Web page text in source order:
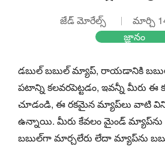
జేడ్ మోరేల్స్
మార్చి
జ్ఞానం
డబుల్ బబుల్ మ్యాప్, రాయడానికి
పటాన్ని కలవరపెట్టడం, ఇవన్నీ మీరు ఈ
చూడండి, ఈ రకమైన మ్యాప్‌లు వాటి
ఉన్నాయి. మీరు కేవలం మైండ్
బబుల్‌గా మార్చలేరు లేదా మ్యాప్‌ను